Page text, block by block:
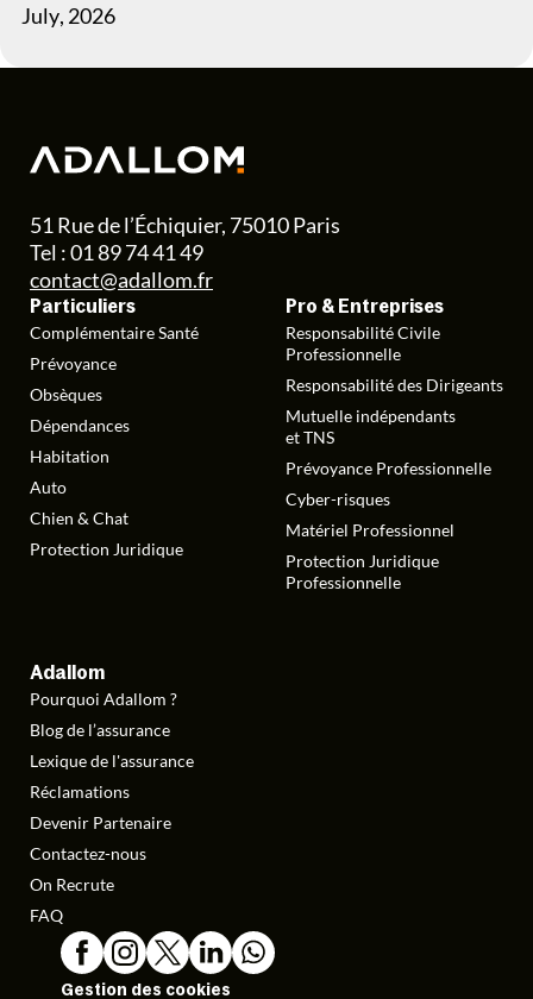
July, 2026
51 Rue de l’Échiquier, 75010 Paris
Tel : 01 89 74 41 49
contact@adallom.fr
Particuliers
Complémentaire Santé
Prévoyance
Obsèques
Dépendances
Habitation
Auto
Chien & Chat
Protection Juridique
Pro & Entreprises
Responsabilité Civile
Professionnelle
Responsabilité des Dirigeants
Mutuelle indépendants
et TNS
Prévoyance Professionnelle
Cyber-risques
Matériel Professionnel
Protection Juridique
Professionnelle
Adallom
Pourquoi Adallom ?
Blog de l’assurance
Lexique de l'assurance
Réclamations
Devenir Partenaire
Contactez-nous
On Recrute
FAQ
Gestion des cookies